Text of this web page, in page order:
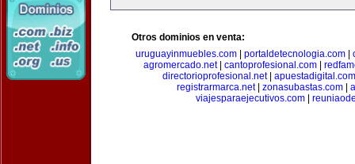
Otros dominios en venta:
uruguayinmuebles.com
portaldetecnologia.com
agromercado.net| cantoprofesional.com
directorioprofesional.net| apuestadigital.com
registrarmarca.net| zonasubastas.com|
viajesparaejecutivos.com|